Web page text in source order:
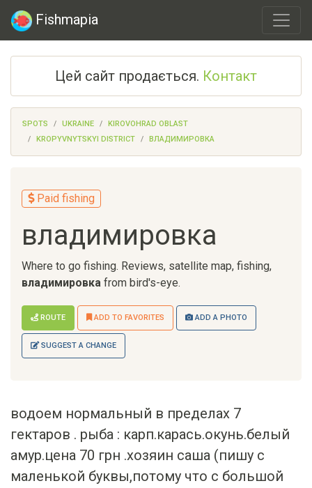
Fishmapia
Цей сайт продається. Контакт
SPOTS UKRAINE
KIROVOHRAD OBLAST
KROPYVNYTSKYI DISTRICT
ВЛАДИМИРОВКА
Paid fishing
владимировка
Where to go fishing. Reviews, satellite map, fishing,
владимировка from bird's-eye.
ROUTE ADD TO FAVORITES ADD A PHOTO
SUGGEST A CHANGE
водоем нормальный в пределах 7
гектаров . рыба : карп.карась.окунь.белый
амур.цена 70 грн .хозяин саша (пишу с
маленькой буквы,потому что с большой